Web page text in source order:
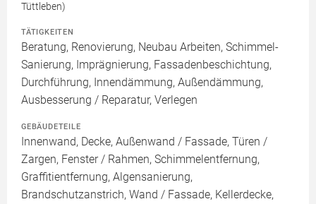
Tüttleben)
TÄTIGKEITEN
Beratung, Renovierung, Neubau Arbeiten, Schimmel-
Sanierung, Imprägnierung, Fassadenbeschichtung,
Durchführung, Innendämmung, Außendämmung,
Ausbesserung / Reparatur, Verlegen
GEBÄUDETEILE
Innenwand, Decke, Außenwand / Fassade, Türen /
Zargen, Fenster / Rahmen, Schimmelentfernung,
Graffitientfernung, Algensanierung,
Brandschutzanstrich, Wand / Fassade, Kellerdecke,